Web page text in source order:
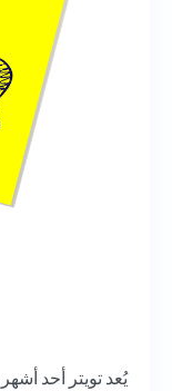
يُعد تويتر أحد